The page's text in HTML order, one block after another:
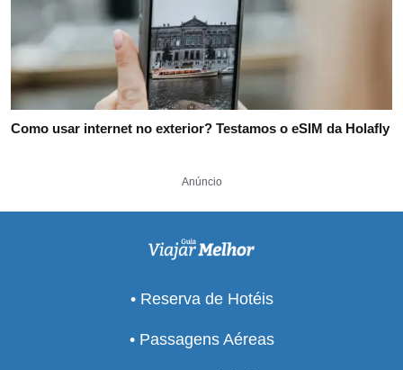
Como usar internet no exterior? Testamos o eSIM da Holafly
Anúncio
• Reserva de Hotéis
• Passagens Aéreas